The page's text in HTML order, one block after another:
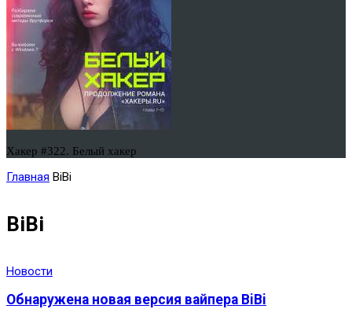
Хакер #322. Белый хакер
Главная BiBi
BiBi
Новости
Обнаружена новая версия вайпера BiBi